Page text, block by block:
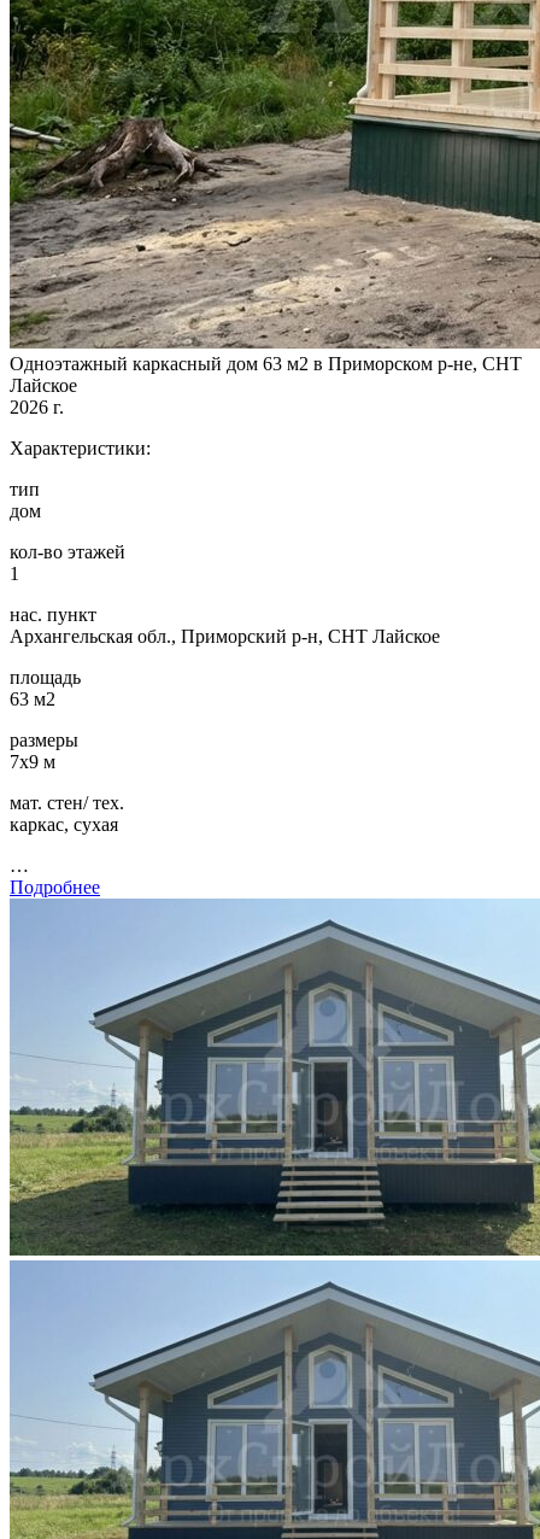
Одноэтажный каркасный дом 63 м2 в Приморском р-не, СНТ
Лайское
2026 г.
Характеристики:
тип
дом
кол-во этажей
1
нас. пункт
Архангельская обл., Приморский р-н, СНТ Лайское
площадь
63 м2
размеры
7х9 м
мат. стен/ тех.
каркас, сухая
…
Подробнее